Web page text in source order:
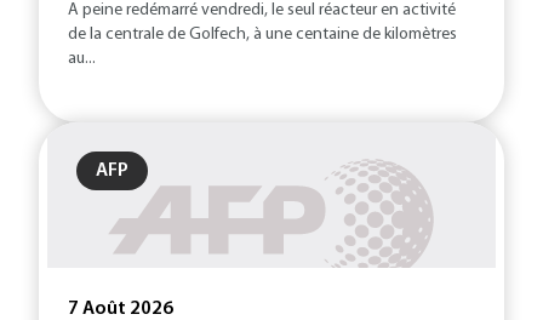
A peine redémarré vendredi, le seul réacteur en activité
de la centrale de Golfech, à une centaine de kilomètres
au...
AFP
7 Août 2026